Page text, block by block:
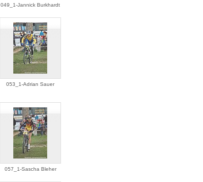
049_1-Jannick Burkhardt
053_1-Adrian Sauer
057_1-Sascha Bleher